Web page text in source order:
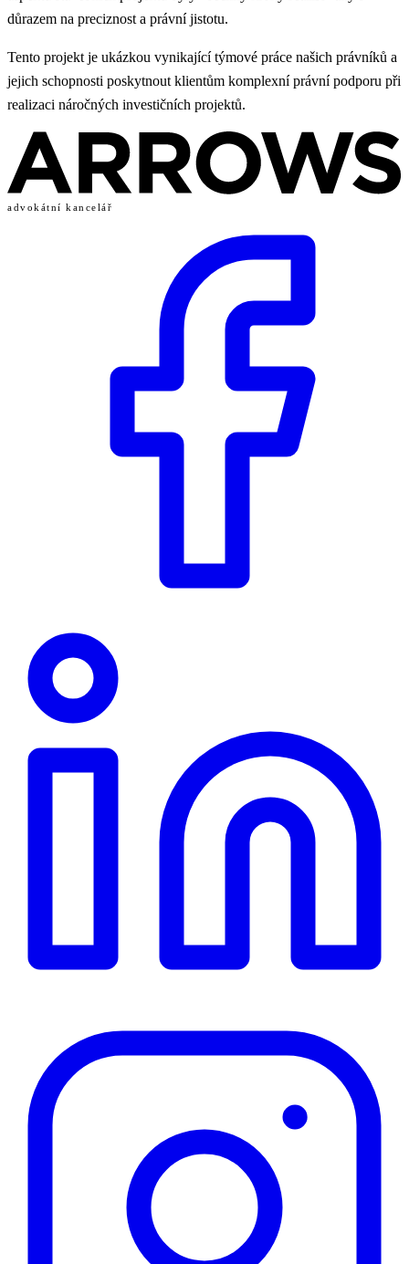
důrazem na preciznost a právní jistotu.
Tento projekt je ukázkou vynikající týmové práce našich právníků a
jejich schopnosti poskytnout klientům komplexní právní podporu při
realizaci náročných investičních projektů.
advokátní kancelář